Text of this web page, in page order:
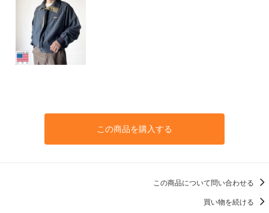
この商品を購入する
この商品について問い合わせる
買い物を続ける